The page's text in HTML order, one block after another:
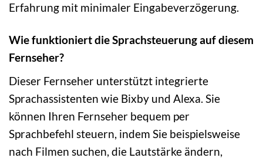
Erfahrung mit minimaler Eingabeverzögerung.
Wie funktioniert die Sprachsteuerung auf diesem
Fernseher?
Dieser Fernseher unterstützt integrierte
Sprachassistenten wie Bixby und Alexa. Sie
können Ihren Fernseher bequem per
Sprachbefehl steuern, indem Sie beispielsweise
nach Filmen suchen, die Lautstärke ändern,